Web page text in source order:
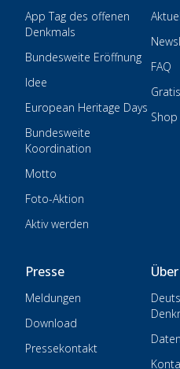
App Tag des offenen
Denkmals
Bundesweite Eröffnung
Idee
European Heritage Days
Bundesweite
Koordination
Motto
Foto-Aktion
Aktiv werden
FAQ
Shop
Presse
Meldungen
Download
Pressekontakt